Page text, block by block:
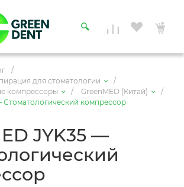
/
для стоматологии
/
компрессоры
/ GreenMED (Китай)
/
Стоматологический компрессор
JYK35 —